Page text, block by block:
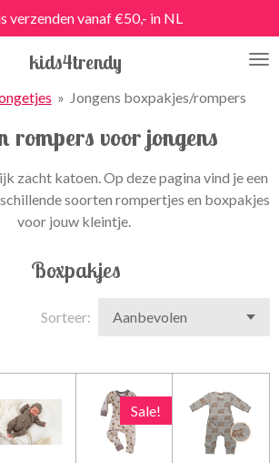
kids4trendy
verzenden vanaf €50,- in NL
» Jongens boxpakjes/rompers
rompers voor jongens
zacht katoen. Op deze pagina vind je een
soorten rompertjes en boxpakjes
voor jouw kleintje.
Boxpakjes
Sorteer:
Sale!